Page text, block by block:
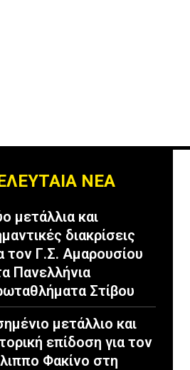
ΝΕΑ
μετάλλια και
διακρίσεις
τον Γ.Σ. Αμαρουσίου
Πανελλήνια
Στίβου
μετάλλιο και
επίδοση για τον
Φακίνο στη